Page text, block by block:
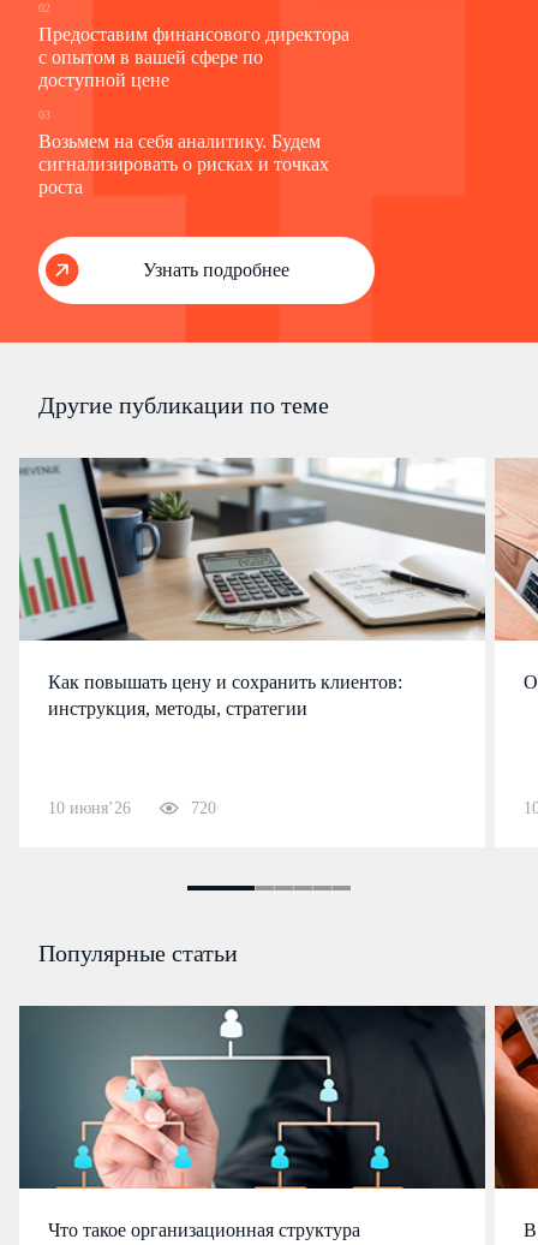
02
Предоставим финансового директора
с опытом в вашей сфере по
доступной цене
03
Возьмем на себя аналитику. Будем
сигнализировать о рисках и точках
роста
Узнать подробнее
Другие публикации по теме
Как повышать цену и сохранить клиентов:
инструкция, методы, стратегии
10 июня’26 720
Популярные статьи
Что такое организационная структура
В